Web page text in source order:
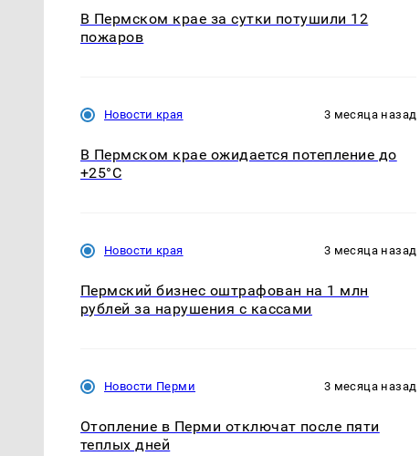
В Пермском крае за сутки потушили 12
пожаров
Новости края 3 месяца назад
В Пермском крае ожидается потепление до
+25°С
Новости края 3 месяца назад
Пермский бизнес оштрафован на 1 млн
рублей за нарушения с кассами
Новости Перми 3 месяца назад
Отопление в Перми отключат после пяти
теплых дней